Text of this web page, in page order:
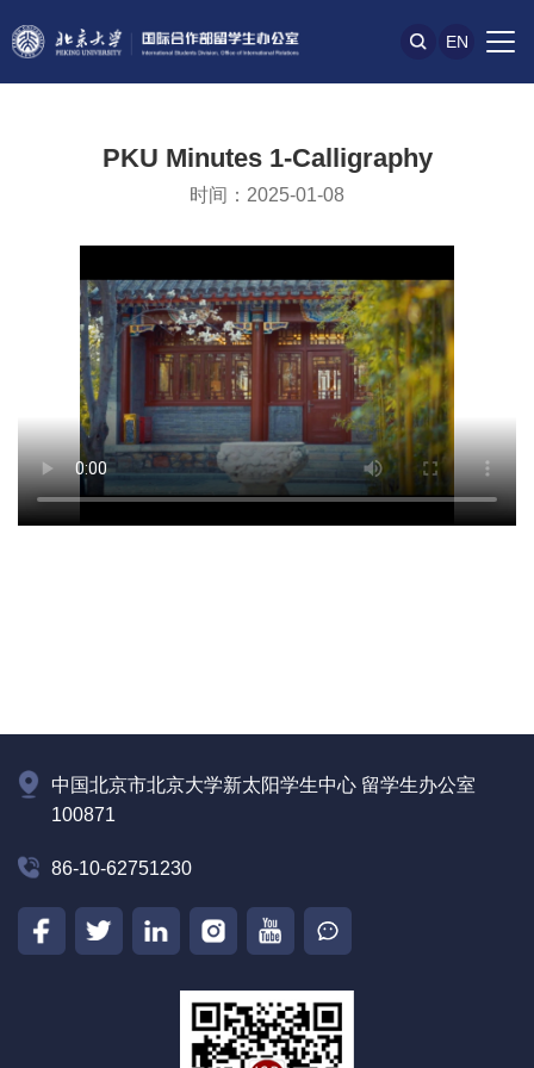
EN
PKU Minutes 1-Calligraphy
时间：2025-01-08
中国北京市北京大学新太阳学生中心 留学生办公室
100871
86-10-62751230